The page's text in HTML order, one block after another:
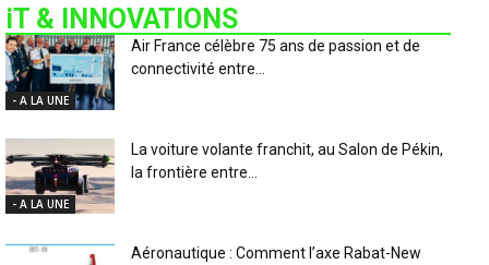
iT & INNOVATIONS
- A LA UNE
Air France célèbre 75 ans de passion et de
connectivité entre...
- A LA UNE
La voiture volante franchit, au Salon de Pékin,
la frontière entre...
Aéronautique : Comment l’axe Rabat-New